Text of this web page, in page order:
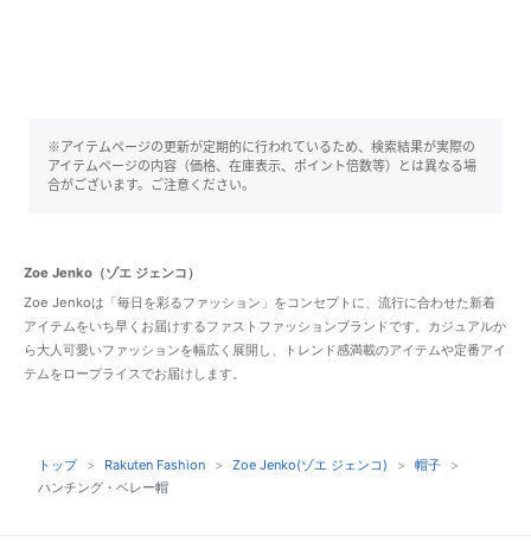
※アイテムページの更新が定期的に行われているため、検索結果が実際の
アイテムページの内容（価格、在庫表示、ポイント倍数等）とは異なる場
合がございます。ご注意ください。
Zoe Jenko（ゾエ ジェンコ）
Zoe Jenkoは「毎日を彩るファッション」をコンセプトに、流行に合わせた新着
アイテムをいち早くお届けするファストファッションブランドです。カジュアルか
ら大人可愛いファッションを幅広く展開し、トレンド感満載のアイテムや定番アイ
テムをロープライスでお届けします。
トップ Rakuten Fashion Zoe Jenko(ゾエ ジェンコ)
帽子
ハンチング・ベレー帽